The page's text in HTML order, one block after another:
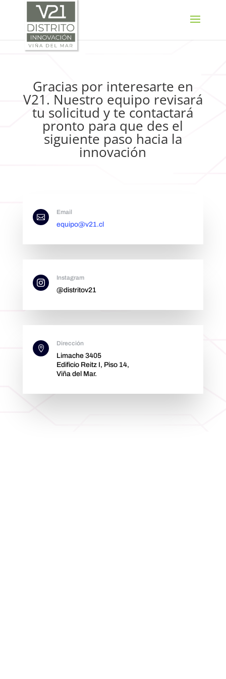
Gracias por interesarte en
V21. Nuestro equipo revisará
tu solicitud y te contactará
pronto para que des el
siguiente paso hacia la
innovación

Email
equipo@v21.cl

Instagram
@distritov21

Dirección
Limache 3405
Edificio Reitz I, Piso 14,
Viña del Mar.
SELECT LANGUAGE ▼